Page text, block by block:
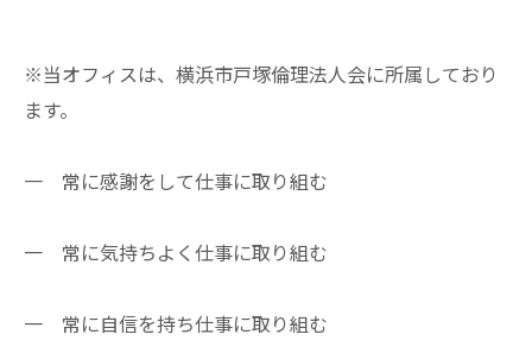
※当オフィスは、横浜市戸塚倫理法人会に所属しており
ます。
一 常に感謝をして仕事に取り組む
一 常に気持ちよく仕事に取り組む
一 常に自信を持ち仕事に取り組む